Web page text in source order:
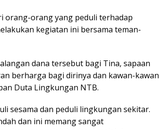
orang-orang yang peduli terhadap
kegiatan ini bersama teman-
dana tersebut bagi Tina, sapaan
berharga bagi dirinya dan kawan-kawan
Duta Lingkungan NTB.
sesama dan peduli lingkungan sekitar.
dan ini memang sangat